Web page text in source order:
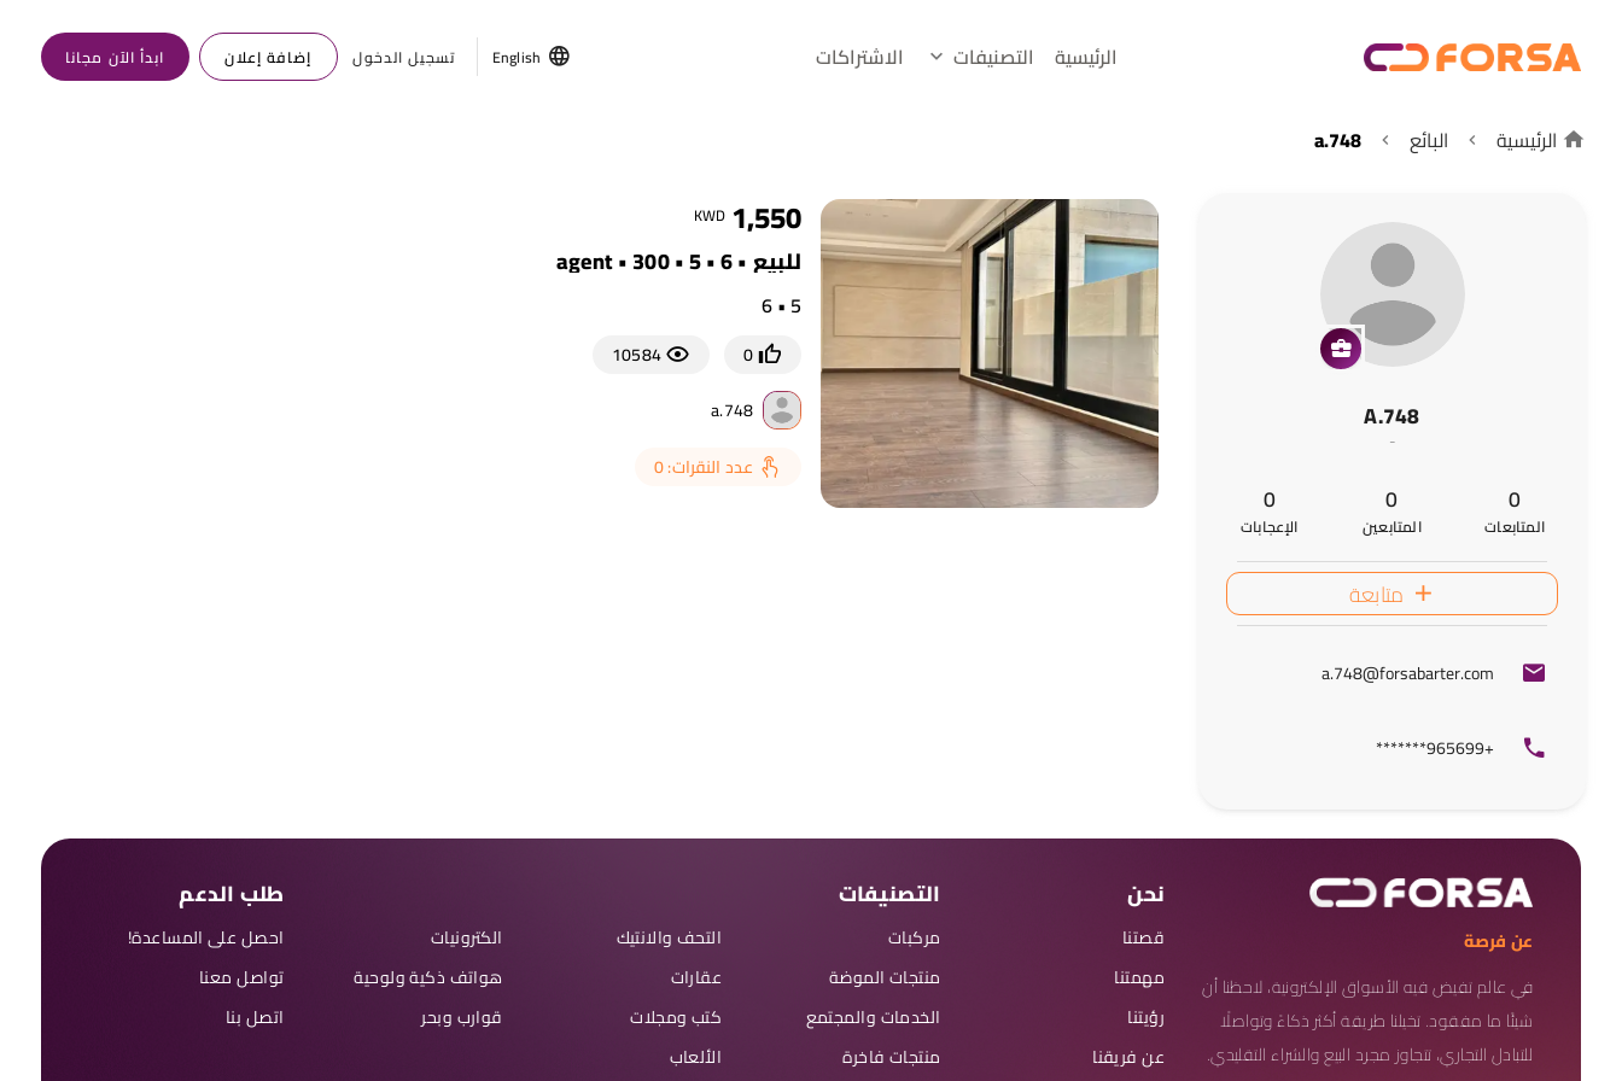
الرئيسية التصنيفات الاشتراكات English تسجيل الدخول إضافة إعلان ابدأ الآن مجانا
الرئيسية البائع a.748
A.748
-
0
المتابعات
0
المتابعين
0
الإعجابات
متابعة
a.748@forsabarter.com
+965699*******
1,550
KWD
للبيع • agent • 300 • 5 • 6
5 • 6
0
10584
a.748
عدد النقرات: 0
عن فرصة
في عالم تفيض فيه الأسواق الإلكترونية، لاحظنا أن
شيئًا ما مفقود. تخيلنا طريقة أكثر ذكاءً وتواصلًا
للتبادل التجاري، تتجاوز مجرد البيع والشراء التقليدي.
نحن
قصتنا
مهمتنا
رؤيتنا
عن فريقنا
التصنيفات
مركبات
منتجات الموضة
الخدمات والمجتمع
منتجات فاخرة
التحف والانتيك
عقارات
كتب ومجلات
الألعاب
الكترونيات
هواتف ذكية ولوحية
قوارب وبحر
طلب الدعم
احصل على المساعدة!
تواصل معنا
اتصل بنا